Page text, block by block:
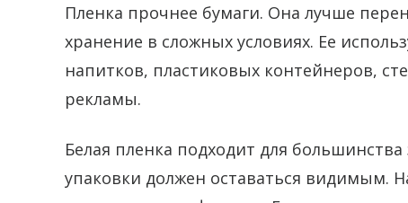
Пленка прочнее бумаги. Она лучше
хранение в сложных условиях. Ее
напитков, пластиковых контейнеров,
рекламы.
Белая пленка подходит для
упаковки должен оставаться видимым.